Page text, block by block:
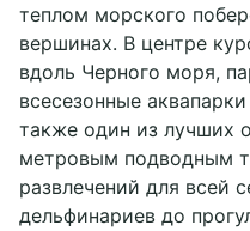
теплом морского
вершинах. В центре
вдоль Черного моря,
всесезонные
также один из лучших
метровым подводным
развлечений для всей
дельфинариев до